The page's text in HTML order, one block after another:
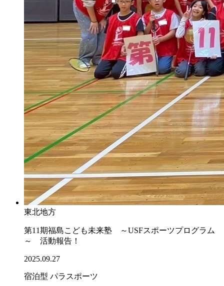
東北地方
第11期福島こども未来塾 ～USFスポーツプログラム
～ 活動報告！
2025.09.27
宿泊型 パラスポーツ